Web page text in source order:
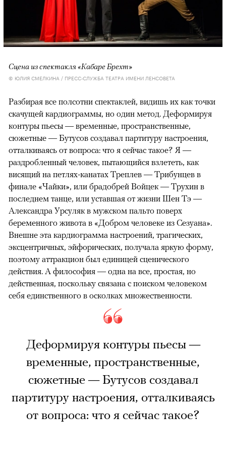
Сцена из спектакля «Кабаре Брехт»
© ЮЛИЯ СМЕЛКИНА / ПРЕСС-СЛУЖБА ТЕАТРА ИМЕНИ ЛЕНСОВЕТА
Разбирая все полсотни спектаклей, видишь их как точки
скачущей кардиограммы, но один метод. Деформируя
контуры пьесы — временные, пространственные,
сюжетные — Бутусов создавал партитуру настроения,
отталкиваясь от вопроса: что я сейчас такое? Я —
раздробленный человек, пытающийся взлететь, как
висящий на петлях-канатах Треплев — Трибунцев в
финале «Чайки», или брадобрей Войцек — Трухин в
последнем танце, или уставшая от жизни Шен Тэ —
Александра Урсуляк в мужском пальто поверх
беременного живота в «Добром человеке из Сезуана».
Внешне эта кардиограмма настроений, трагических,
эксцентричных, эйфорических, получала яркую форму,
поэтому аттракцион был единицей сценического
действия. А философия — одна на все, простая, но
действенная, поскольку связана с поиском человеком
себя единственного в осколках множественности.
Деформируя контуры пьесы —
временные, пространственные,
сюжетные — Бутусов создавал
партитуру настроения, отталкиваясь
от вопроса: что я сейчас такое?